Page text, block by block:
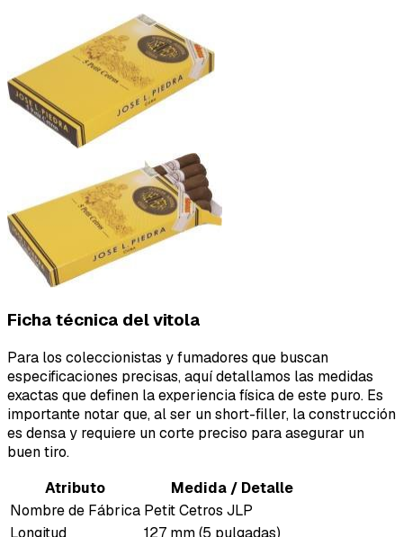
Ficha técnica del vitola
Para los coleccionistas y fumadores que buscan
especificaciones precisas, aquí detallamos las medidas
exactas que definen la experiencia física de este puro. Es
importante notar que, al ser un short-filler, la construcción
es densa y requiere un corte preciso para asegurar un
buen tiro.
Atributo
Medida / Detalle
Nombre de Fábrica Petit Cetros JLP
Longitud
127 mm (5 pulgadas)